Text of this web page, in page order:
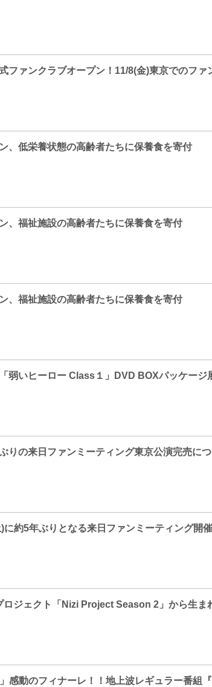
、低栄養状態の高齢者たちに保養食を寄付
、福祉施設の高齢者たちに保養食を寄付
、福祉施設の高齢者たちに保養食を寄付